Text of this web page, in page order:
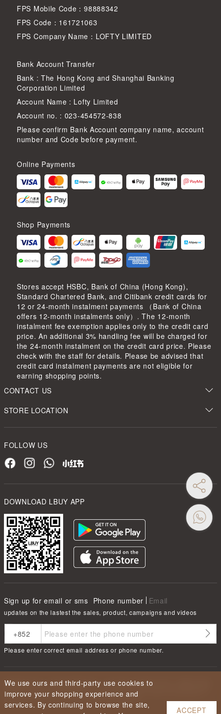
We use ours and third-party use cookies to
improve your shopping experience and
services. By continuing to browse the site,
ACCEPT
FPS Mobile Code：98888342
FPS Code：161721063
FPS Company Name：LOFTY LIMITED
Bank Account Transfer
Bank : The Hong Kong and Shanghai Banking
Corporation Limited
Account Name : Lofty Limited
Account no. : 023-454572-838
Please confirm Bank Account company name, account
number and Code before payment.
Online Payments
Shop Payments
Stores accept HSBC, Bank of China (Hong Kong),
Standard Chartered Bank, and Citibank credit cards for
12 or 24-month instalment payments （Bank of China
offers 12-month instalments only）. The 12-month
instalment fee exemption applies only to the credit card
price. An additional 3% handling fee will be charged for
the 24-month instalment on the credit card price. Please
check with the staff for details. Please be advised that
credit card instalment payments are not eligible for
earning shopping points.
CONTACT US
STORE LOCATION
FOLLOW US
DOWNLOAD LBUY APP
Sign up for email or sms Phone number Email
updates on the lastest the sales, product, campaigns and videos
Please enter correct email address or phone number.
根據香港法律，不得在業務過程中，向未成年人售賣或供應令人醺醉的酒類
Under the law of Hong Kong, intoxicating liquor must not be sold or
supplied to a minor in the course of business.